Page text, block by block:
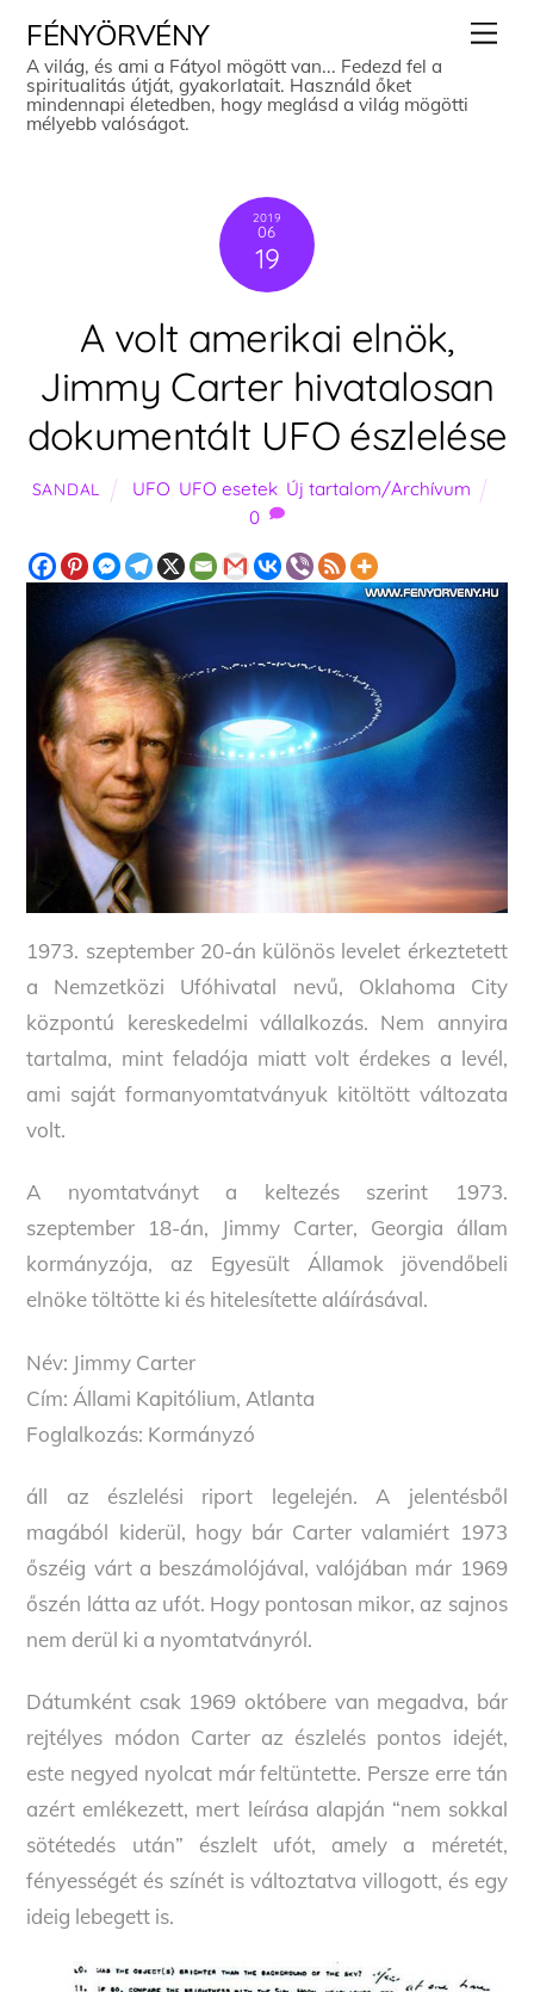
content
FÉNYÖRVÉNY
A világ, és ami a Fátyol mögött van... Fedezd fel a
spiritualitás útját, gyakorlatait. Használd őket
mindennapi életedben, hogy meglásd a világ mögötti
mélyebb valóságot.
2019
06
19
A volt amerikai elnök,
Jimmy Carter hivatalosan
dokumentált UFO észlelése
SANDAL UFO UFO esetek, Új tartalom/Archívum
0
1973. szeptember 20-án különös levelet érkeztetett
a Nemzetközi Ufóhivatal nevű, Oklahoma City
központú kereskedelmi vállalkozás. Nem annyira
tartalma, mint feladója miatt volt érdekes a levél,
ami saját formanyomtatványuk kitöltött változata
volt.
A nyomtatványt a keltezés szerint 1973.
szeptember 18-án, Jimmy Carter, Georgia állam
kormányzója, az Egyesült Államok jövendőbeli
elnöke töltötte ki és hitelesítette aláírásával.
Név: Jimmy Carter
Cím: Állami Kapitólium, Atlanta
Foglalkozás: Kormányzó
áll az észlelési riport legelején. A jelentésből
magából kiderül, hogy bár Carter valamiért 1973
őszéig várt a beszámolójával, valójában már 1969
őszén látta az ufót. Hogy pontosan mikor, az sajnos
nem derül ki a nyomtatványról.
Dátumként csak 1969 októbere van megadva, bár
rejtélyes módon Carter az észlelés pontos idejét,
este negyed nyolcat már feltüntette. Persze erre tán
azért emlékezett, mert leírása alapján “nem sokkal
sötétedés után” észlelt ufót, amely a méretét,
fényességét és színét is változtatva villogott, és egy
ideig lebegett is.